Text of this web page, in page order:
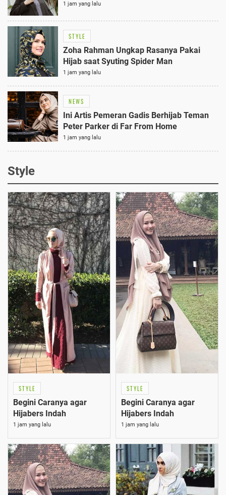
1 jam yang lalu
STYLE
Zoha Rahman Ungkap Rasanya Pakai
Hijab saat Syuting Spider Man
1 jam yang lalu
NEWS
Ini Artis Pemeran Gadis Berhijab Teman
Peter Parker di Far From Home
1 jam yang lalu
Style
STYLE
Begini Caranya agar
Hijabers Indah
1 jam yang lalu
STYLE
Begini Caranya agar
Hijabers Indah
1 jam yang lalu